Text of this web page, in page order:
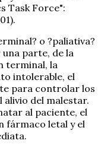
Task Force":
o ?paliativa?
parte, de la
terminal, la
intolerable, el
para controlar los
alivio del malestar.
al paciente, el
fármaco letal y el